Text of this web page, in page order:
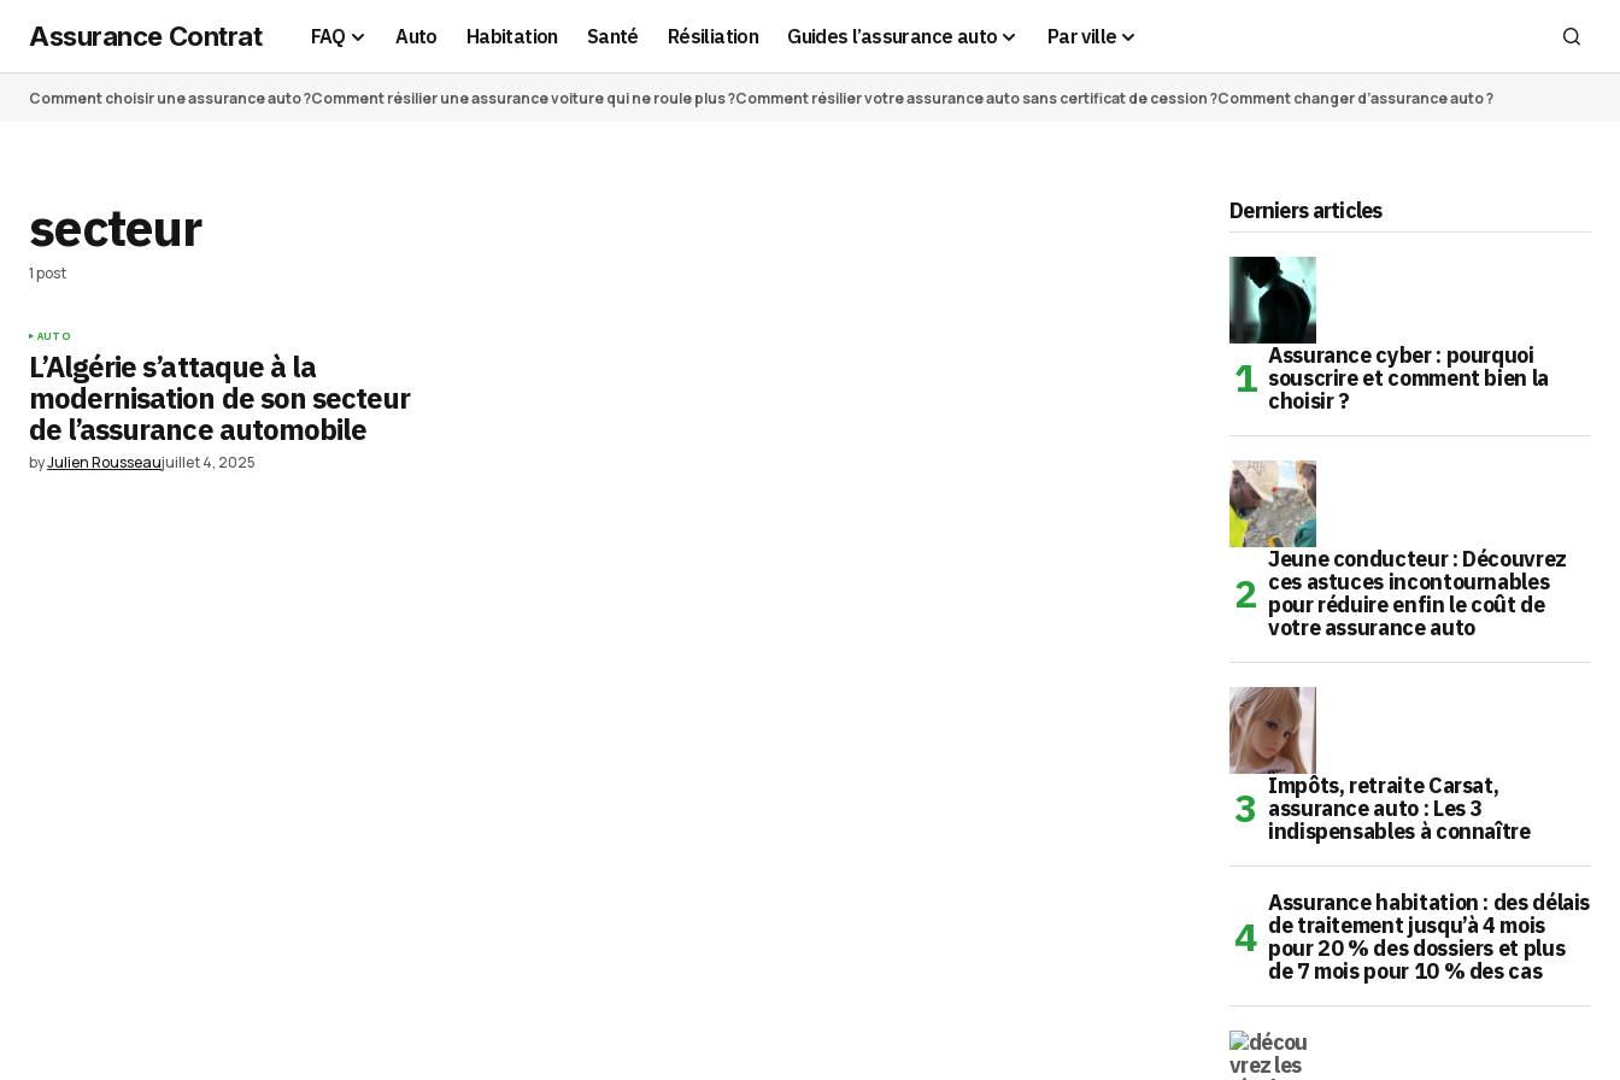
Assurance Contrat FAQ Auto Habitation Santé Résiliation Guides l’assurance auto Par ville
Comment choisir une assurance auto ?Comment résilier une assurance voiture qui ne roule plus ?Comment résilier votre assurance auto sans certificat de cession ?Comment changer d’assurance auto ?
secteur
1 post
AUTO
L’Algérie s’attaque à la
modernisation de son secteur
de l’assurance automobile
byJulien Rousseaujuillet 4, 2025
Derniers articles
Assurance cyber : pourquoi
souscrire et comment bien la
choisir ?
Jeune conducteur : Découvrez
ces astuces incontournables
pour réduire enfin le coût de
votre assurance auto
Impôts, retraite Carsat,
assurance auto : Les 3
indispensables à connaître
Assurance habitation : des délais
de traitement jusqu’à 4 mois
pour 20 % des dossiers et plus
de 7 mois pour 10 % des cas